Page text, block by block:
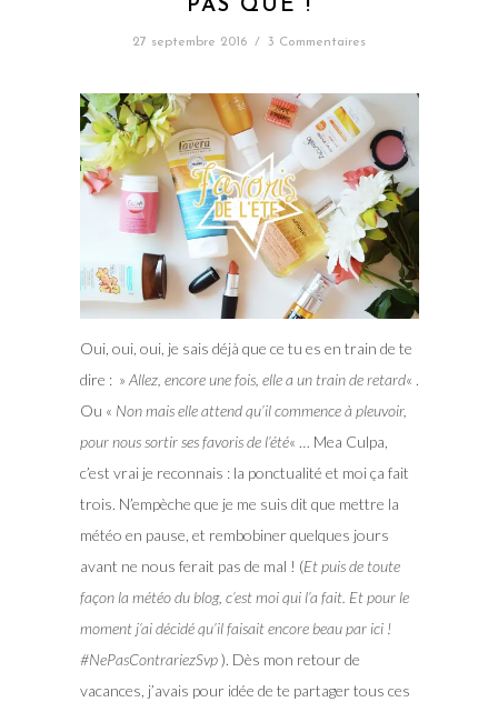
PAS QUE !
27 septembre 2016 / 3 Commentaires
Oui, oui, oui, je sais déjà que ce tu es en train de te
dire : » Allez, encore une fois, elle a un train de retard« .
Ou « Non mais elle attend qu’il commence à pleuvoir,
pour nous sortir ses favoris de l’été« … Mea Culpa,
c’est vrai je reconnais : la ponctualité et moi ça fait
trois. N’empèche que je me suis dit que mettre la
météo en pause, et rembobiner quelques jours
avant ne nous ferait pas de mal ! (Et puis de toute
façon la météo du blog, c’est moi qui l’a fait. Et pour le
moment j’ai décidé qu’il faisait encore beau par ici !
#NePasContrariezSvp). Dès mon retour de
vacances, j’avais pour idée de te partager tous ces